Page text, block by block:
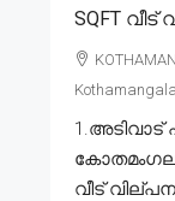
SQFT
വീട്